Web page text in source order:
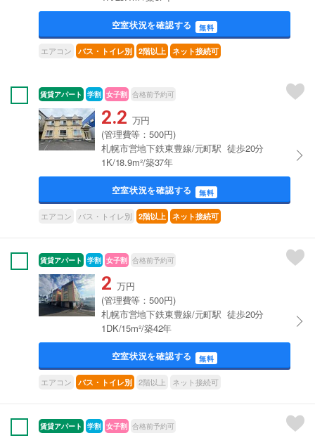
空室状況を確認する 無料
エアコン バス・トイレ別 2階以上 ネット接続可
賃貸アパート 学割 女子割 合格前予約可
2.2 万円
(管理費等：500円)
札幌市営地下鉄東豊線/元町駅 徒歩20分
1K/18.9m²/築37年
空室状況を確認する 無料
エアコン バス・トイレ別 2階以上 ネット接続可
賃貸アパート 学割 女子割 合格前予約可
2 万円
(管理費等：500円)
札幌市営地下鉄東豊線/元町駅 徒歩20分
1DK/15m²/築42年
空室状況を確認する 無料
エアコン バス・トイレ別 2階以上 ネット接続可
賃貸アパート 学割 女子割 合格前予約可